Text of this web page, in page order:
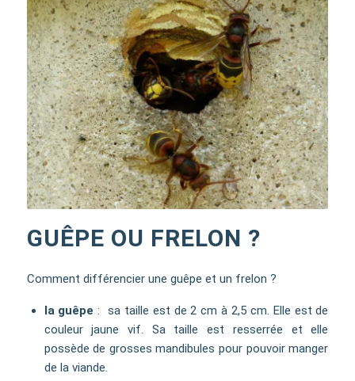
GUÊPE OU FRELON ?
Comment différencier une guêpe et un frelon ?
la guêpe : sa taille est de 2 cm à 2,5 cm. Elle est de
couleur jaune vif. Sa taille est resserrée et elle
possède de grosses mandibules pour pouvoir manger
de la viande.